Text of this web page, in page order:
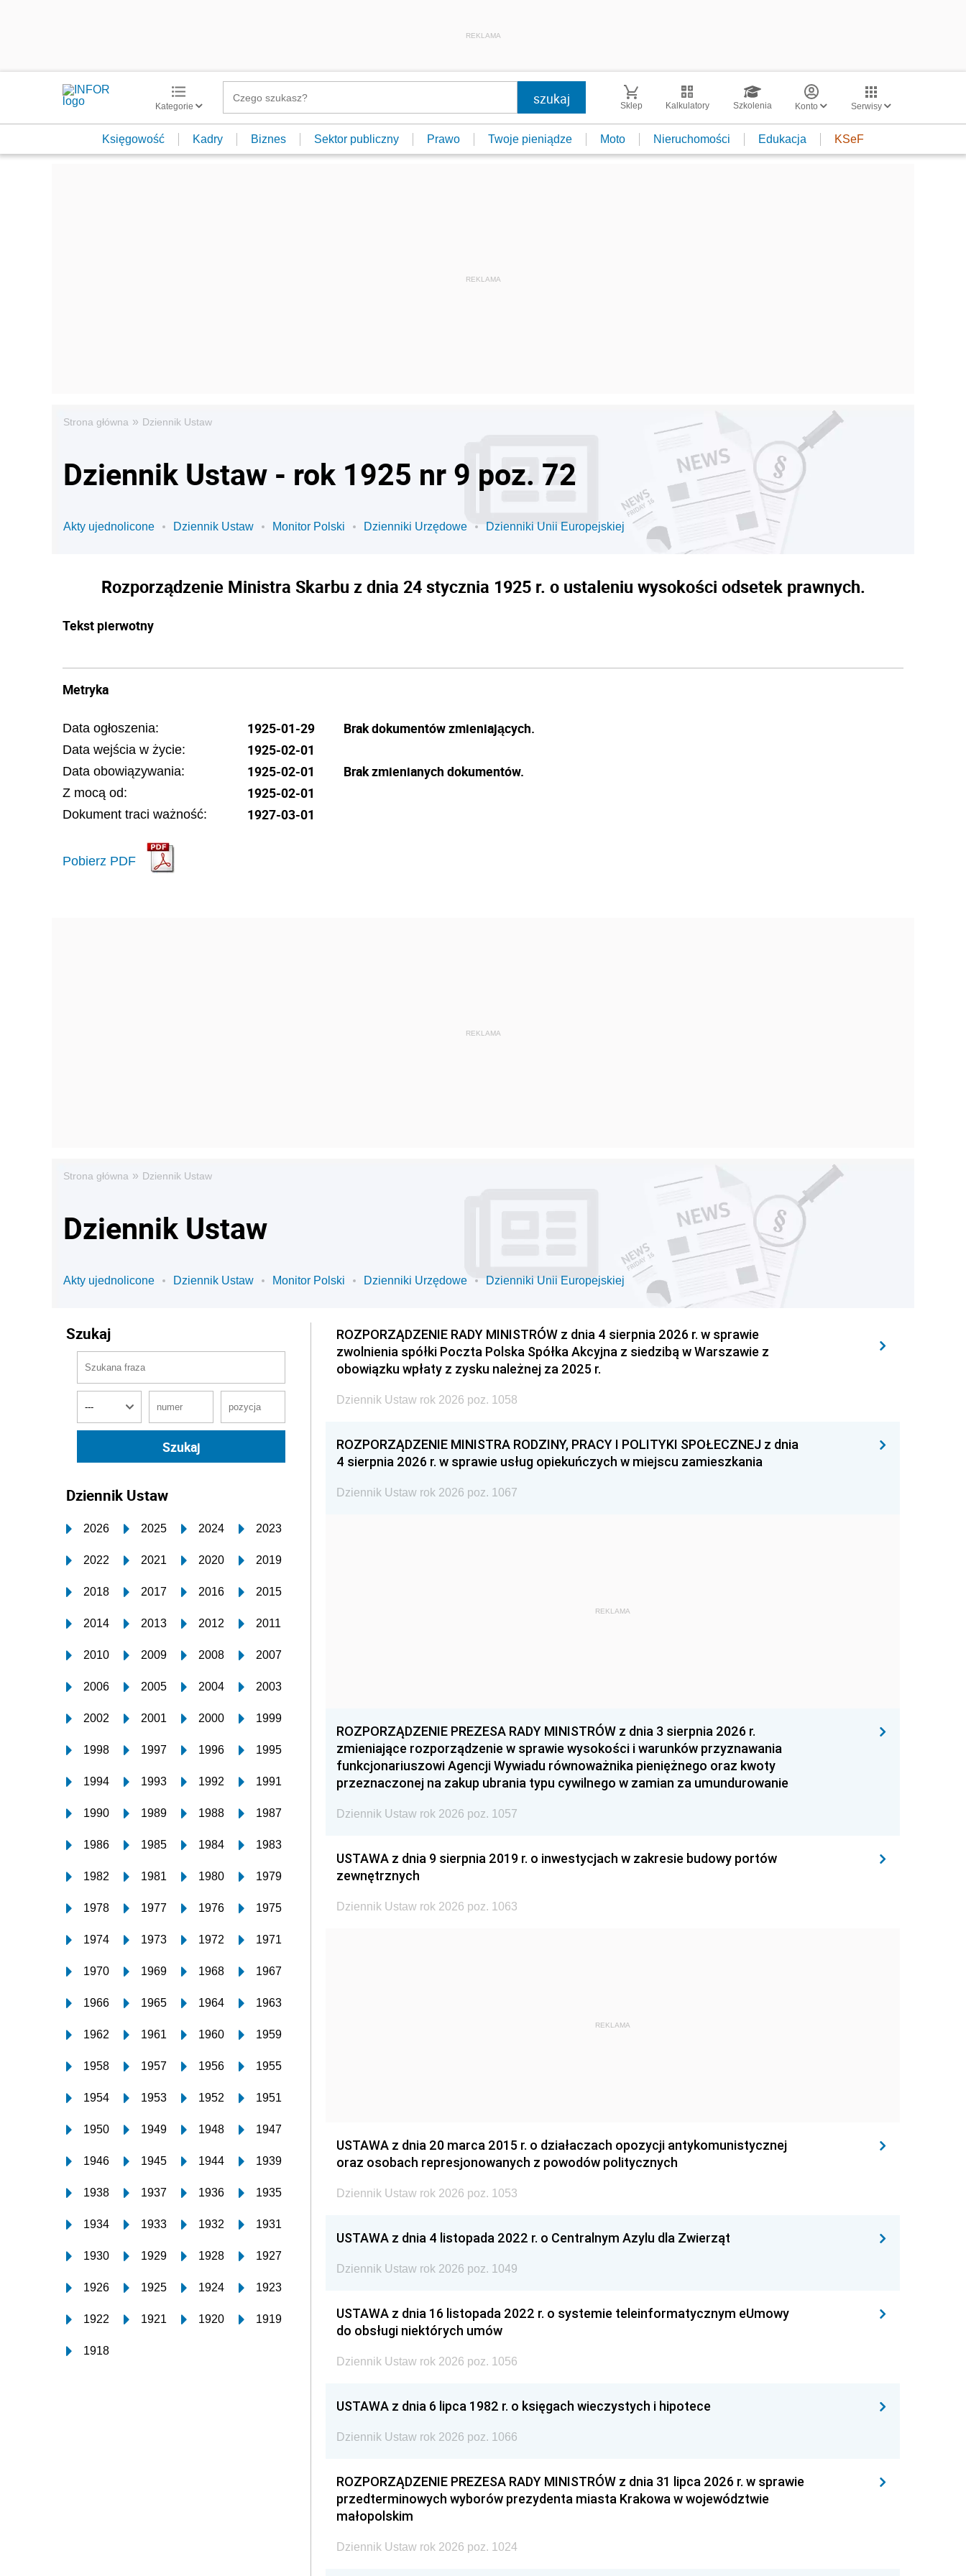
REKLAMA
Kategorie Sklep Kalkulatory Szkolenia Konto Serwisy
Księgowość Kadry Biznes Sektor publiczny Prawo Twoje pieniądze Moto Nieruchomości Edukacja KSeF
Strona główna » Dziennik Ustaw
Dziennik Ustaw - rok 1925 nr 9 poz. 72
Akty ujednolicone Dziennik Ustaw Monitor Polski Dzienniki Urzędowe Dzienniki Unii Europejskiej
Rozporządzenie Ministra Skarbu z dnia 24 stycznia 1925 r. o ustaleniu wysokości odsetek prawnych.
Tekst pierwotny
Metryka
Data ogłoszenia: 1925-01-29
Data wejścia w życie: 1925-02-01
Data obowiązywania: 1925-02-01
Z mocą od: 1925-02-01
Dokument traci ważność: 1927-03-01
Pobierz PDF
Brak dokumentów zmieniających.
Brak zmienianych dokumentów.
Strona główna » Dziennik Ustaw
Dziennik Ustaw
Akty ujednolicone Dziennik Ustaw Monitor Polski Dzienniki Urzędowe Dzienniki Unii Europejskiej
Szukaj
Dziennik Ustaw
2026 2025 2024 2023
2022 2021 2020 2019
2018 2017 2016 2015
2014 2013 2012 2011
2010 2009 2008 2007
2006 2005 2004 2003
2002 2001 2000 1999
1998 1997 1996 1995
1994 1993 1992 1991
1990 1989 1988 1987
1986 1985 1984 1983
1982 1981 1980 1979
1978 1977 1976 1975
1974 1973 1972 1971
1970 1969 1968 1967
1966 1965 1964 1963
1962 1961 1960 1959
1958 1957 1956 1955
1954 1953 1952 1951
1950 1949 1948 1947
1946 1945 1944 1939
1938 1937 1936 1935
1934 1933 1932 1931
1930 1929 1928 1927
1926 1925 1924 1923
1922 1921 1920 1919
1918
ROZPORZĄDZENIE RADY MINISTRÓW z dnia 4 sierpnia 2026 r. w sprawie
zwolnienia spółki Poczta Polska Spółka Akcyjna z siedzibą w Warszawie z
obowiązku wpłaty z zysku należnej za 2025 r.
Dziennik Ustaw rok 2026 poz. 1058
ROZPORZĄDZENIE MINISTRA RODZINY, PRACY I POLITYKI SPOŁECZNEJ z dnia
4 sierpnia 2026 r. w sprawie usług opiekuńczych w miejscu zamieszkania
Dziennik Ustaw rok 2026 poz. 1067
REKLAMA
ROZPORZĄDZENIE PREZESA RADY MINISTRÓW z dnia 3 sierpnia 2026 r.
zmieniające rozporządzenie w sprawie wysokości i warunków przyznawania
funkcjonariuszowi Agencji Wywiadu równoważnika pieniężnego oraz kwoty
przeznaczonej na zakup ubrania typu cywilnego w zamian za umundurowanie
Dziennik Ustaw rok 2026 poz. 1057
USTAWA z dnia 9 sierpnia 2019 r. o inwestycjach w zakresie budowy portów
zewnętrznych
Dziennik Ustaw rok 2026 poz. 1063
REKLAMA
USTAWA z dnia 20 marca 2015 r. o działaczach opozycji antykomunistycznej
oraz osobach represjonowanych z powodów politycznych
Dziennik Ustaw rok 2026 poz. 1053
USTAWA z dnia 4 listopada 2022 r. o Centralnym Azylu dla Zwierząt
Dziennik Ustaw rok 2026 poz. 1049
USTAWA z dnia 16 listopada 2022 r. o systemie teleinformatycznym eUmowy
do obsługi niektórych umów
Dziennik Ustaw rok 2026 poz. 1056
USTAWA z dnia 6 lipca 1982 r. o księgach wieczystych i hipotece
Dziennik Ustaw rok 2026 poz. 1066
ROZPORZĄDZENIE PREZESA RADY MINISTRÓW z dnia 31 lipca 2026 r. w sprawie
przedterminowych wyborów prezydenta miasta Krakowa w województwie
małopolskim
Dziennik Ustaw rok 2026 poz. 1024